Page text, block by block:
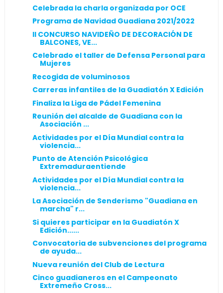
Celebrada la charla organizada por OCE
Programa de Navidad Guadiana 2021/2022
II CONCURSO NAVIDEÑO DE DECORACIÓN DE
BALCONES, VE...
Celebrado el taller de Defensa Personal para
Mujeres
Recogida de voluminosos
Carreras infantiles de la Guadiatón X Edición
Finaliza la Liga de Pádel Femenina
Reunión del alcalde de Guadiana con la
Asociación ...
Actividades por el Día Mundial contra la
violencia...
Punto de Atención Psicológica
Extremaduraentiende
Actividades por el Día Mundial contra la
violencia...
La Asociación de Senderismo "Guadiana en
marcha" r...
Si quieres participar en la Guadiatón X
Edición......
Convocatoria de subvenciones del programa
de ayuda...
Nueva reunión del Club de Lectura
Cinco guadianeros en el Campeonato
Extremeño Cross...